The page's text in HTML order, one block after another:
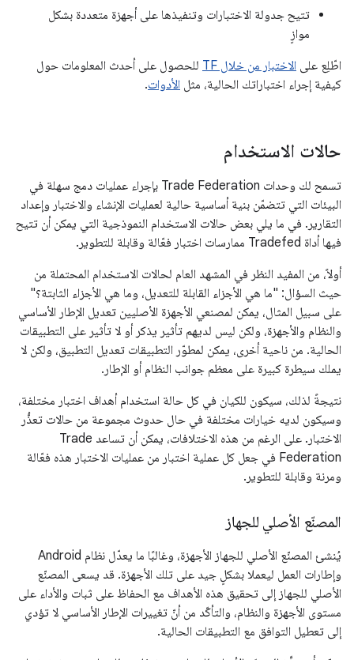
تتيح جدولة الاختبارات وتنفيذها على أجهزة متعددة بشكل
موازٍ
اطّلِع على الاختبار من خلال TF
للحصول على أحدث المعلومات حول
كيفية إجراء اختباراتك الحالية، مثل الأدوات.
حالات الاستخدام
تسمح لك وحدات Trade Federation بإجراء عمليات دمج سهلة في
البيئات التي تتضمّن بنية أساسية حالية لعمليات الإنشاء والاختبار وإعداد
التقارير. في ما يلي بعض حالات الاستخدام النموذجية التي يمكن أن تتيح
فيها أداة Tradefed ممارسات اختبار فعّالة وقابلة للتطوير.
أولاً، من المفيد النظر في المشهد العام لحالات الاستخدام المحتملة من
حيث السؤال: "ما هي الأجزاء القابلة للتعديل، وما هي الأجزاء الثابتة؟"
على سبيل المثال، يمكن لمصنعي الأجهزة الأصليين تعديل الإطار الأساسي
والنظام والأجهزة، ولكن ليس لديهم تأثير يذكر أو لا تأثير على التطبيقات
الحالية. من ناحية أخرى، يمكن لمطوّر التطبيقات تعديل التطبيق، ولكن لا
يملك سيطرة كبيرة على معظم جوانب النظام أو الإطار.
نتيجةً لذلك، سيكون للكيان في كل حالة استخدام أهداف اختبار مختلفة،
وسيكون لديه خيارات مختلفة في حال حدوث مجموعة من حالات تعذُّر
الاختبار. على الرغم من هذه الاختلافات، يمكن أن تساعد Trade
Federation في جعل كل عملية اختبار من عمليات الاختبار هذه فعّالة
ومرنة وقابلة للتطوير.
المصنّع الأصلي للجهاز
يُنشئ المصنّع الأصلي للجهاز الأجهزة، وغالبًا ما يعدّل نظام Android
وإطارات العمل ليعملا بشكلٍ جيد على تلك الأجهزة. قد يسعى المصنّع
الأصلي للجهاز إلى تحقيق هذه الأهداف مع الحفاظ على ثبات والأداء على
مستوى الأجهزة والنظام، والتأكّد من أنّ تغييرات الإطار الأساسي لا تؤدي
إلى تعطيل التوافق مع التطبيقات الحالية.